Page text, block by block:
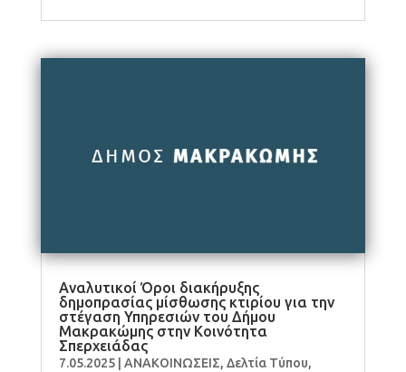
Αναλυτικοί Όροι διακήρυξης
δημοπρασίας μίσθωσης κτιρίου για την
στέγαση Υπηρεσιών του Δήμου
Μακρακώμης στην Κοινότητα
Σπερχειάδας
7.05.2025| ΑΝΑΚΟΙΝΩΣΕΙΣ, Δελτία Τύπου,